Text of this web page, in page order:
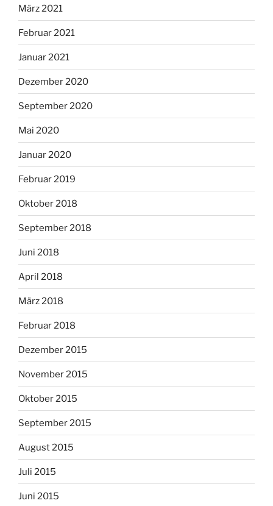
März 2021
Februar 2021
Januar 2021
Dezember 2020
September 2020
Mai 2020
Januar 2020
Februar 2019
Oktober 2018
September 2018
Juni 2018
April 2018
März 2018
Februar 2018
Dezember 2015
November 2015
Oktober 2015
September 2015
August 2015
Juli 2015
Juni 2015